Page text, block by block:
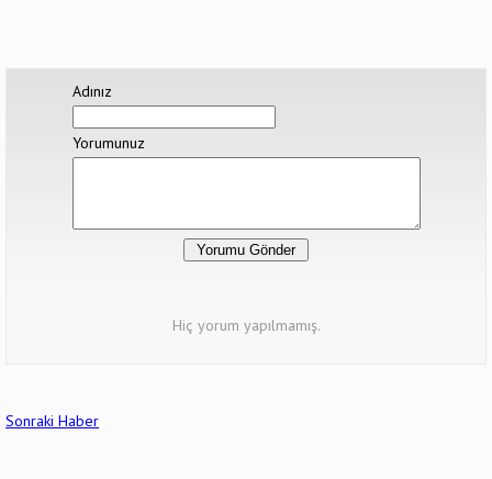
Adınız
Yorumunuz
Hiç yorum yapılmamış.
Sonraki Haber